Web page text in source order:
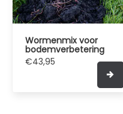
Wormenmix voor
bodemverbetering
€43,95